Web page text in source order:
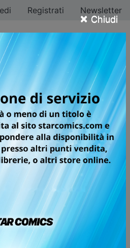
× Chiudi
Registrati Newsletter
ACADEMIA
(Print manga)
(Best Manga)
(Best Manga)
supereroi è la normalità,
poteri equivale a una vera e
dovrà mettercela
e, nonostante
qualcuno finirà per notare